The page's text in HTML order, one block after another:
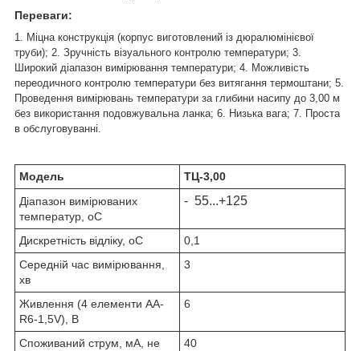
Переваги:
1. Міцна конструкція (корпус виготовлений із дюралюмінієвої
труби); 2. Зручність візуального контролю температури; 3.
Широкий діапазон вимірювання температури; 4. Можливість
переодичного контролю температури без витягання термоштани; 5.
Проведення вимірювань температури за глибини насипу до 3,00 м
без використання подовжувальна ланка; 6. Низька вага; 7. Проста
в обслуговуванні.
Модель
ТЦ-3,00
Діапазон вимірюваних
температур, oС
- 55...+125
Дискретність відліку, oС
0,1
Середній час вимірювання,
хв
3
Живлення (4 елементи АА-
R6-1,5V), В
6
Споживаний струм, мА, не
40